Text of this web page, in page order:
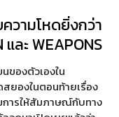
ความโหดยิ่งกว่า
ละ WEAPONS
ของตัวเองใน
ยองในตอนท้ายเรื่อง
การให้สัมภาษณ์กับทาง